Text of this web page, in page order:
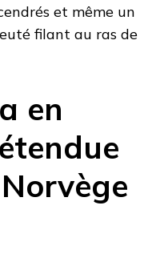
et même un
filant au ras de
en